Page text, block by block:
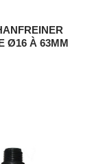
Ø16 À 63MM